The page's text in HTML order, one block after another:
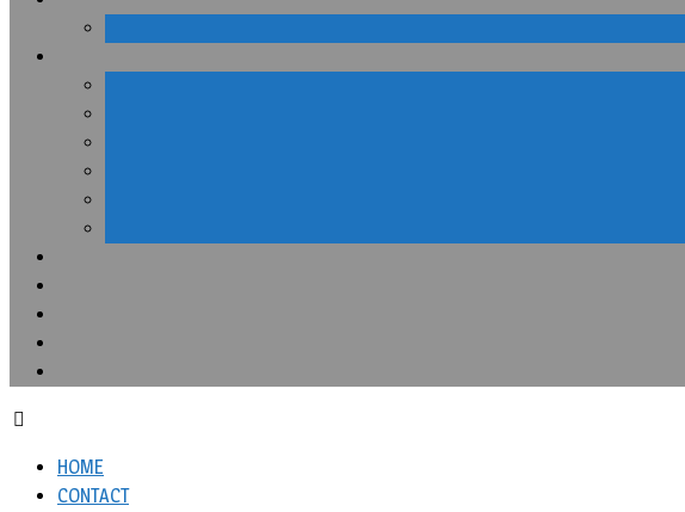
HOME
CONTACT